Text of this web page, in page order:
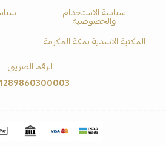
سياسة الاستخدام
والخصوصية
المكتبة الاسدية بمكة المكرمة
الرقم الضريبي